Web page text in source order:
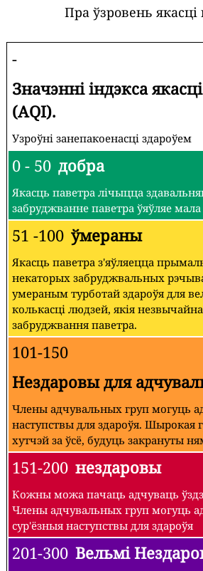
Пра ўзровень якасці
-
Значэнні індэкса
(AQI).
Узроўні занепакоенасці здароўем
0 - 50 добра
Якасць паветра лічыцца
забруджванне паветра ўяўляе
51 -100 ўмераны
Якасць паветра з'яўляецца
некаторых забруджвальных
умераным турботай здароўя для
колькасці людзей, якія
забруджвання паветра.
101-150
Нездаровы для
Члены адчувальных груп могуць
наступствы для здароўя. Шырокая
хутчэй за ўсё, будуць закрануты
151-200 нездаровы
Кожны можа пачаць адчуваць
Члены адчувальных груп могуць
сур'ёзныя наступствы для здароўя
201-300 Вельмі